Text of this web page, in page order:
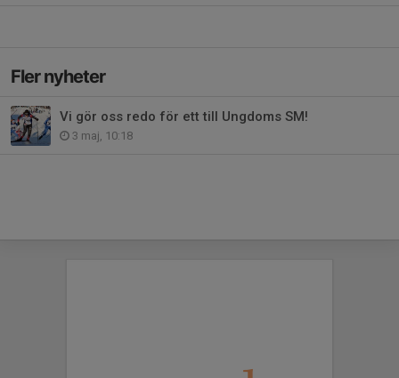
Fler nyheter
Vi gör oss redo för ett till Ungdoms SM!
3 maj, 10:18